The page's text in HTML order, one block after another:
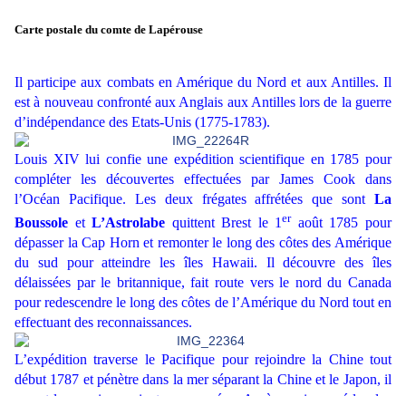
Carte postale du comte de Lapérouse
Il participe aux combats en Amérique du Nord et aux Antilles. Il
est à nouveau confronté aux Anglais aux Antilles lors de la guerre
d’indépendance des Etats-Unis (1775-1783).
Louis XIV lui confie une expédition scientifique en 1785 pour
compléter les découvertes effectuées par James Cook dans
l’Océan Pacifique. Les deux frégates affrétées que sont La
Boussole etL’Astrolabe quittent Brest le 1eraoût 1785 pour
dépasser la Cap Horn et remonter le long des côtes des Amérique
du sud pour atteindre les îles Hawaii. Il découvre des îles
délaissées par le britannique, fait route vers le nord du Canada
pour redescendre le long des côtes de l’Amérique du Nord tout en
effectuant des reconnaissances.
L’expédition traverse le Pacifique pour rejoindre la Chine tout
début 1787 et pénètre dans la mer séparant la Chine et le Japon, il